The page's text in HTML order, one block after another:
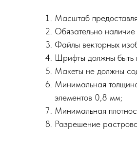
Масштаб
Обязательно
Файлы векторных
Шрифты должны быть
Макеты не должны
Минимальная
элементов 0,8 мм;
Минимальная
Разрешение